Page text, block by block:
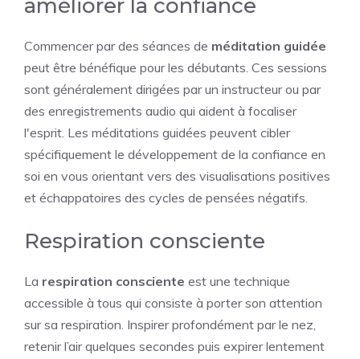
améliorer la confiance
Commencer par des séances de méditation guidée
peut être bénéfique pour les débutants. Ces sessions
sont généralement dirigées par un instructeur ou par
des enregistrements audio qui aident à focaliser
l'esprit. Les méditations guidées peuvent cibler
spécifiquement le développement de la confiance en
soi en vous orientant vers des visualisations positives
et échappatoires des cycles de pensées négatifs.
Respiration consciente
La respiration consciente est une technique
accessible à tous qui consiste à porter son attention
sur sa respiration. Inspirer profondément par le nez,
retenir l’air quelques secondes puis expirer lentement